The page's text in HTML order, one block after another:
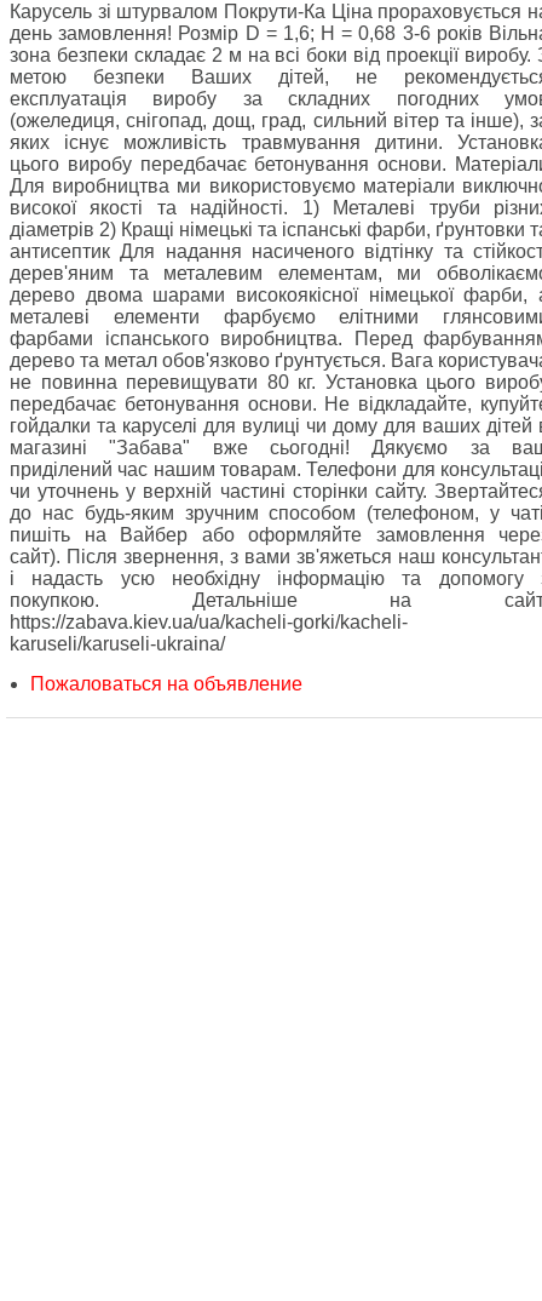
Карусель зі штурвалом Покрути-Ка Ціна прораховується
день замовлення! Розмір D = 1,6; Н = 0,68 3-6 років
зона безпеки складає 2 м на всі боки від проекції виробу.
метою безпеки Ваших дітей, не
експлуатація виробу за складних погодних
(ожеледиця, снігопад, дощ, град, сильний вітер та інше),
яких існує можливість травмування дитини.
цього виробу передбачає бетонування основи.
Для виробництва ми використовуємо матеріали
високої якості та надійності. 1) Металеві труби
діаметрів 2) Кращі німецькі та іспанські фарби, ґрунтовки
антисептик Для надання насиченого відтінку та
дерев'яним та металевим елементам, ми
дерево двома шарами високоякісної німецької фарби,
металеві елементи фарбуємо елітними
фарбами іспанського виробництва. Перед
дерево та метал обов'язково ґрунтується. Вага
не повинна перевищувати 80 кг. Установка цього
передбачає бетонування основи. Не відкладайте,
гойдалки та каруселі для вулиці чи дому для ваших дітей
магазині "Забава" вже сьогодні! Дякуємо за
приділений час нашим товарам. Телефони для
чи уточнень у верхній частині сторінки сайту.
до нас будь-яким зручним способом (телефоном, у
пишіть на Вайбер або оформляйте замовлення
сайт). Після звернення, з вами зв'яжеться наш
і надасть усю необхідну інформацію та допомогу
покупкою. Детальніше на
https://zabava.kiev.ua/ua/kacheli-gorki/kacheli-
karuseli/karuseli-ukraina/
Пожаловаться на объявление